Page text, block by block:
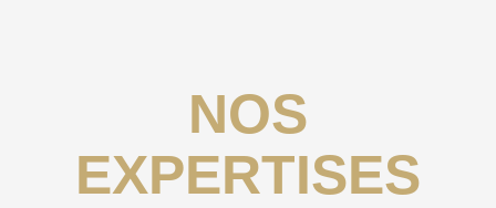
NOS
EXPERTISES